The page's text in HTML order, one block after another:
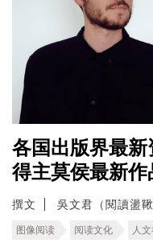
各国出版界最
得主莫侯最新作
撰文 吳文君（閱讀盪鞦
图像阅读 阅读文化 人